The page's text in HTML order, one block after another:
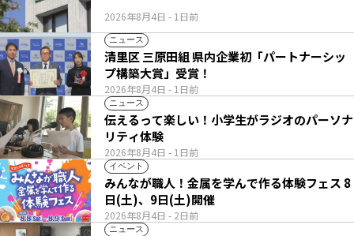
2026年8月4日 - 1日前
ニュース
2026年8月4日 - 1日前
清里区 三原田組 県内企業初「パートナーシッ
プ構築大賞」受賞！
ニュース
2026年8月4日 - 1日前
伝えるって楽しい！小学生がラジオのパーソナ
リティ体験
イベント
2026年8月4日 - 2日前
みんなが職人！金属を学んで作る体験フェス 8
日(土)、9日(土)開催
ニュース